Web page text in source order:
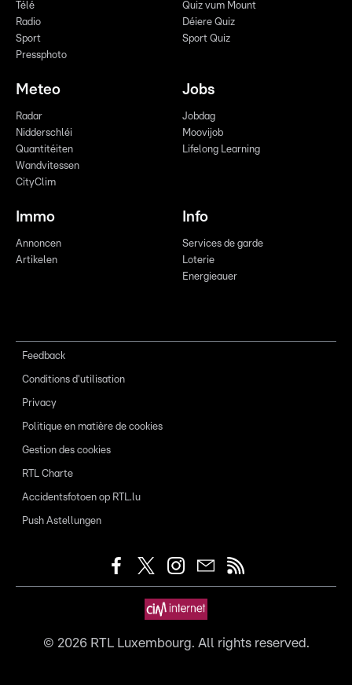
Télé
Radio
Sport
Pressphoto
Quiz vum Mount
Déiere Quiz
Sport Quiz
Meteo
Radar
Nidderschléi
Quantitéiten
Wandvitessen
CityClim
Jobs
Jobdag
Moovijob
Lifelong Learning
Immo
Annoncen
Artikelen
Info
Services de garde
Loterie
Energieauer
Feedback
Conditions d'utilisation
Privacy
Politique en matière de cookies
Gestion des cookies
RTL Charte
Accidentsfotoen op RTL.lu
Push Astellungen
© 2026RTL Luxembourg. All rights reserved.